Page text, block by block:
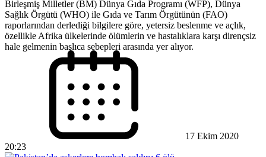
Birleşmiş Milletler (BM) Dünya Gıda Programı (WFP), Dünya
Sağlık Örgütü (WHO) ile Gıda ve Tarım Örgütünün (FAO)
raporlarından derlediği bilgilere göre, yetersiz beslenme ve açlık,
özellikle Afrika ülkelerinde ölümlerin ve hastalıklara karşı dirençsiz
hale gelmenin başlıca sebepleri arasında yer alıyor.
17 Ekim 2020
20:23